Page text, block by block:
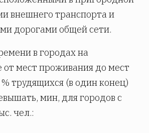
внешнего транспорта и
дорогами общей сети.
в городах на
мест проживания до мест
трудящихся (в один конец)
мин, для городов с
чел.: